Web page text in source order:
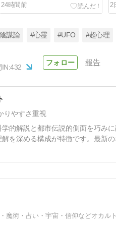
24時間前
2
謀論 #心霊 #UFO #超心理
IN:432
報告
りやすさ重視
的解説と都市伝説的側面を巧み
を深める構成が特徴です。最新
魔術・占い・宇宙・信仰などオカル